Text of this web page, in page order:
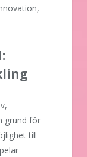
grund för
till